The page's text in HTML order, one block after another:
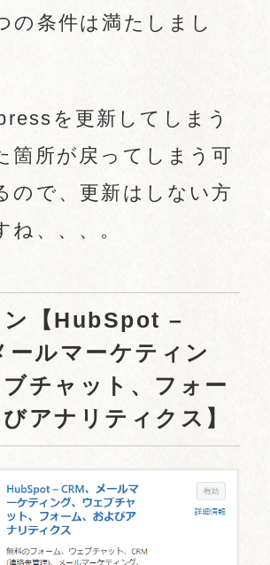
の条件は満たしまし
を更新してしまう
箇所が戻ってしまう可
ので、更新はしない方
ね、、、。
ン【HubSpot –
ールマーケティン
チャット、フォー
アナリティクス】